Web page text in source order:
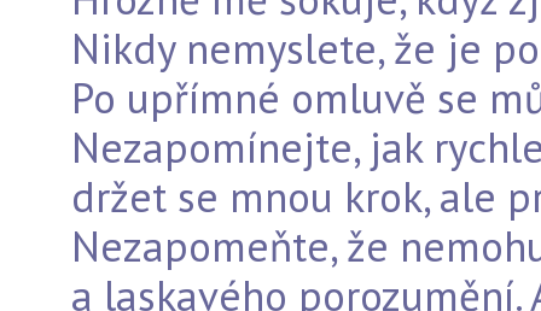
Nikdy nemyslete, že je
Po upřímné omluvě se
Nezapomínejte, jak
držet se mnou krok, ale
Nezapomeňte, že
a laskavého